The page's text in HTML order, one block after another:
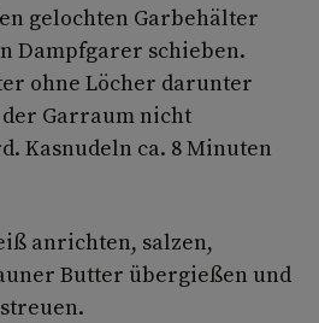
gelochten Garbehälter
Dampfgarer schieben.
ohne Löcher darunter
Garraum nicht
Kasnudeln ca. 8 Minuten
anrichten, salzen,
Butter übergießen und